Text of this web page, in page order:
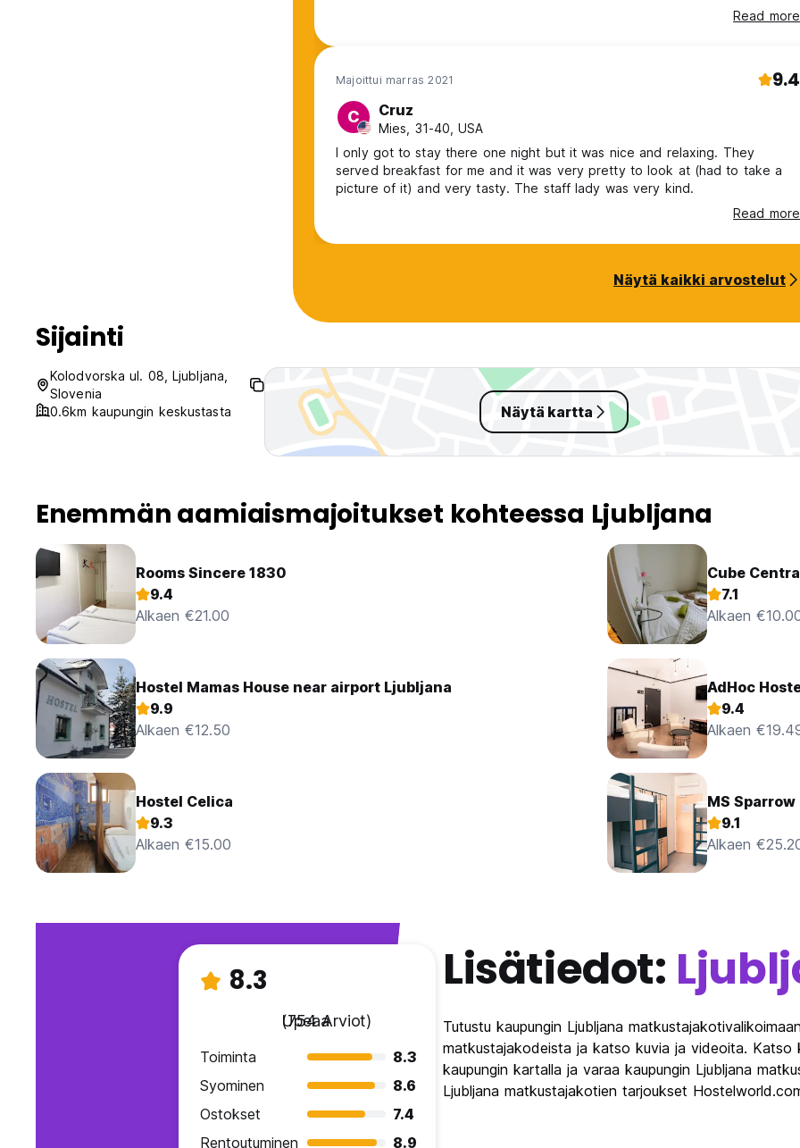
station and downtown, is perfect. The breakfast buffet was generous and
Read more
Majoittui marras 2021 9.4
C Cruz
Mies, 31-40, USA
I only got to stay there one night but it was nice and relaxing. They
served breakfast for me and it was very pretty to look at (had to take a
picture of it) and very tasty. The staff lady was very kind.
Read more
Näytä kaikki arvostelut
Sijainti
Kolodvorska ul. 08, Ljubljana,
Slovenia
0.6km kaupungin keskustasta
Näytä kartta
Enemmän aamiaismajoitukset kohteessa Ljubljana
Rooms Sincere 1830
9.4
Alkaen €21.00
Cube
7.1
Alkaen
Hostel Mamas House near airport Ljubljana
9.9
Alkaen €12.50
AdHoc
9.4
Alkaen
Hostel Celica
9.3
Alkaen €15.00
MS
9.1
Alkaen
8.3
Upeaa
(754 Arviot)
Toiminta
8.3
Syominen
8.6
Ostokset
7.4
Rentoutuminen
8.9
Lisätiedot:
Tutustu kaupungin Ljubljana
matkustajakodeista ja katso kuvia ja videoita. Katso
kaupungin kartalla ja varaa kaupungin Ljubljana
Ljubljana matkustajakotien tarjoukset